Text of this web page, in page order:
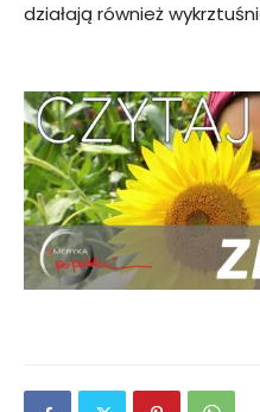
działają również